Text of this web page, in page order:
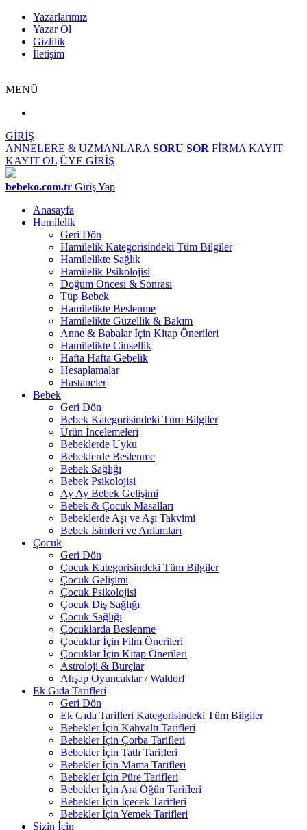
Yazarlarımız
Yazar Ol
Gizlilik
İletişim
MENÜ
GİRİŞ
ANNELERE & UZMANLARA SORU SOR FİRMA KAYIT
KAYIT OL ÜYE GİRİŞ
bebeko.com.tr Giriş Yap
Anasayfa
Hamilelik
Geri Dön
Hamilelik Kategorisindeki Tüm Bilgiler
Hamilelikte Sağlık
Hamilelik Psikolojisi
Doğum Öncesi & Sonrası
Tüp Bebek
Hamilelikte Beslenme
Hamilelikte Güzellik & Bakım
Anne & Babalar İçin Kitap Önerileri
Hamilelikte Cinsellik
Hafta Hafta Gebelik
Hesaplamalar
Hastaneler
Bebek
Geri Dön
Bebek Kategorisindeki Tüm Bilgiler
Ürün İncelemeleri
Bebeklerde Uyku
Bebeklerde Beslenme
Bebek Sağlığı
Bebek Psikolojisi
Ay Ay Bebek Gelişimi
Bebek & Çocuk Masalları
Bebeklerde Aşı ve Aşı Takvimi
Bebek İsimleri ve Anlamları
Çocuk
Geri Dön
Çocuk Kategorisindeki Tüm Bilgiler
Çocuk Gelişimi
Çocuk Psikolojisi
Çocuk Diş Sağlığı
Çocuk Sağlığı
Çocuklarda Beslenme
Çocuklar İçin Film Önerileri
Çocuklar İçin Kitap Önerileri
Astroloji & Burçlar
Ahşap Oyuncaklar / Waldorf
Ek Gıda Tarifleri
Geri Dön
Ek Gıda Tarifleri Kategorisindeki Tüm Bilgiler
Bebekler İçin Kahvaltı Tarifleri
Bebekler İçin Çorba Tarifleri
Bebekler İçin Tatlı Tarifleri
Bebekler İçin Mama Tarifleri
Bebekler İçin Püre Tarifleri
Bebekler İçin Ara Öğün Tarifleri
Bebekler İçin İçecek Tarifleri
Bebekler İçin Yemek Tarifleri
Sizin İçin